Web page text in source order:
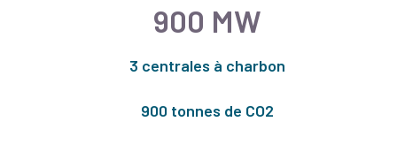
900 MW
3 centrales à charbon
900 tonnes de CO2